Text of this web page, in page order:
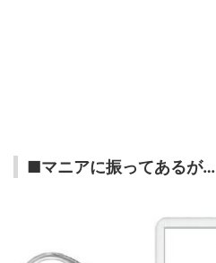
■マニアに振ってあるが…